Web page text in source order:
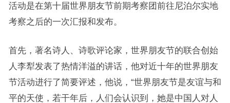
活动是在第十届世界朋友节前期考察团前往尼泊尔实地
考察之后的一次汇报和发布。
首先，著名诗人、诗歌评论家，世界朋友节的联合创始
人李犁发表了热情洋溢的讲话，他对近十年的世界朋友
节活动进行了简要评述，他说，“世界朋友节是友谊与和
平的天使，若干年后，人们会认识到，她是中国人对人